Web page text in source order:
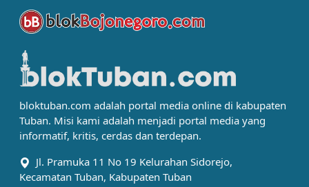
bloktuban.com adalah portal media online di kabupaten
Tuban. Misi kami adalah menjadi portal media yang
informatif, kritis, cerdas dan terdepan.
Jl. Pramuka 11 No 19 Kelurahan Sidorejo,
Kecamatan Tuban, Kabupaten Tuban